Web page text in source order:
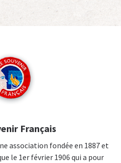
Français
association fondée en 1887 et
le 1er février 1906 qui a pour